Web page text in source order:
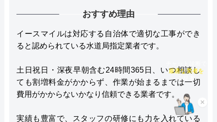
おすすめ理由
イースマイルは対応する自治体で適切な工事ができ
ると認められている水道局指定業者です。
土日祝日・深夜早朝含む24時間365日、いつ相談し
ても割増料金がかからず、作業が始まるまでは一切
費用がかからないかなり信頼できる業者です。
実績も豊富で、スタッフの研修にも力を入れている
×
チャット診断で
最適な業者を
ご提案